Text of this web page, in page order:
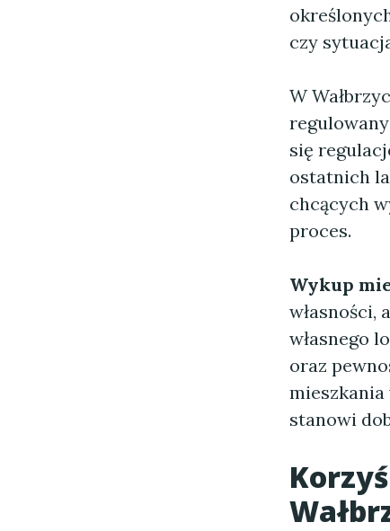
czy
W
się
ostatnich
chcących
proces.
Wykup
własności,
własnego
oraz
mieszkania
stanowi